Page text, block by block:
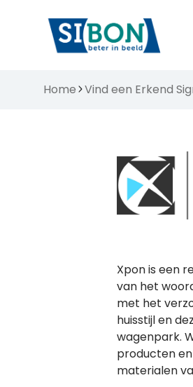
Home Vind een Erkend
Xpon is een
van het
met het
huisstijl en
wagenpark.
producten
materialen